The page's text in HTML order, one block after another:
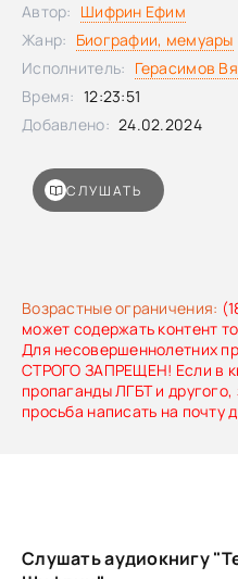
путешествовать, всякий
пристаней.Я же,
скучали при чтении.
времени, чем ушло у меня
строчки...
Возрастные ограничения:
может содержать контент
Для несовершеннолетних
СТРОГО ЗАПРЕЩЕН! Если в
пропаганды ЛГБТ и
просьба написать на почту
СЛУШАТЬ
Автор: Шифрин Ефим
Жанр: Биографии, мемуары
Исполнитель: Герасимов
Время: 12:23:51
Добавлено: 24.02.2024
Слушать аудиокнигу